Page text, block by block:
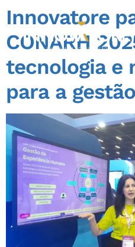
Innovatore
CONARH
tecnologia e
para a